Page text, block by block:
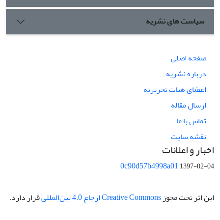
سیاست های نشریه
صفحه اصلی
درباره نشریه
اعضای هیات تحریریه
ارسال مقاله
تماس با ما
نقشه سایت
اخبار و اعلانات
0c90d57b4998a011397-02-04
این اثر تحت مجوز Creative Commons ارجاع 4.0 بین‌المللی قرار دارد.